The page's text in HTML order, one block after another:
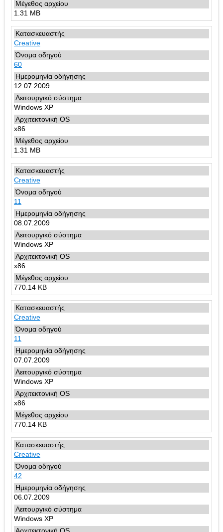
1.31 MB
Creative
60
12.07.2009
Windows XP
x86
1.31 MB
Creative
11
08.07.2009
Windows XP
x86
770.14 KB
Creative
11
07.07.2009
Windows XP
x86
770.14 KB
Creative
42
06.07.2009
Windows XP